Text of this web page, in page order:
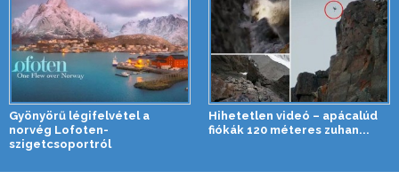
Gyönyörű légifelvétel a
norvég Lofoten-
szigetcsoportról
Hihetetlen videó – apácalúd
fiókák 120 méteres zuhan...